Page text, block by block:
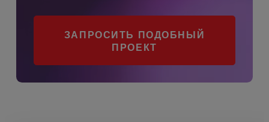
ЗАПРОСИТЬ ПОДОБНЫЙ
ПРОЕКТ